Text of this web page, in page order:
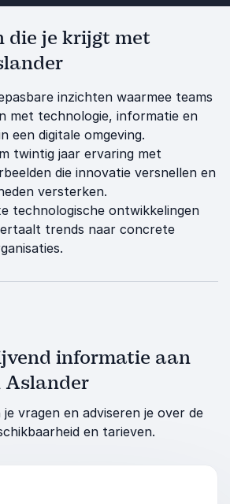
die je krijgt met
inzichten waarmee teams
met technologie, informatie en
een digitale omgeving.
twintig jaar ervaring met
die innovatie versnellen en
versterken.
technologische ontwikkelingen
trends naar concrete
informatie aan
vragen en adviseren je over de
en tarieven.